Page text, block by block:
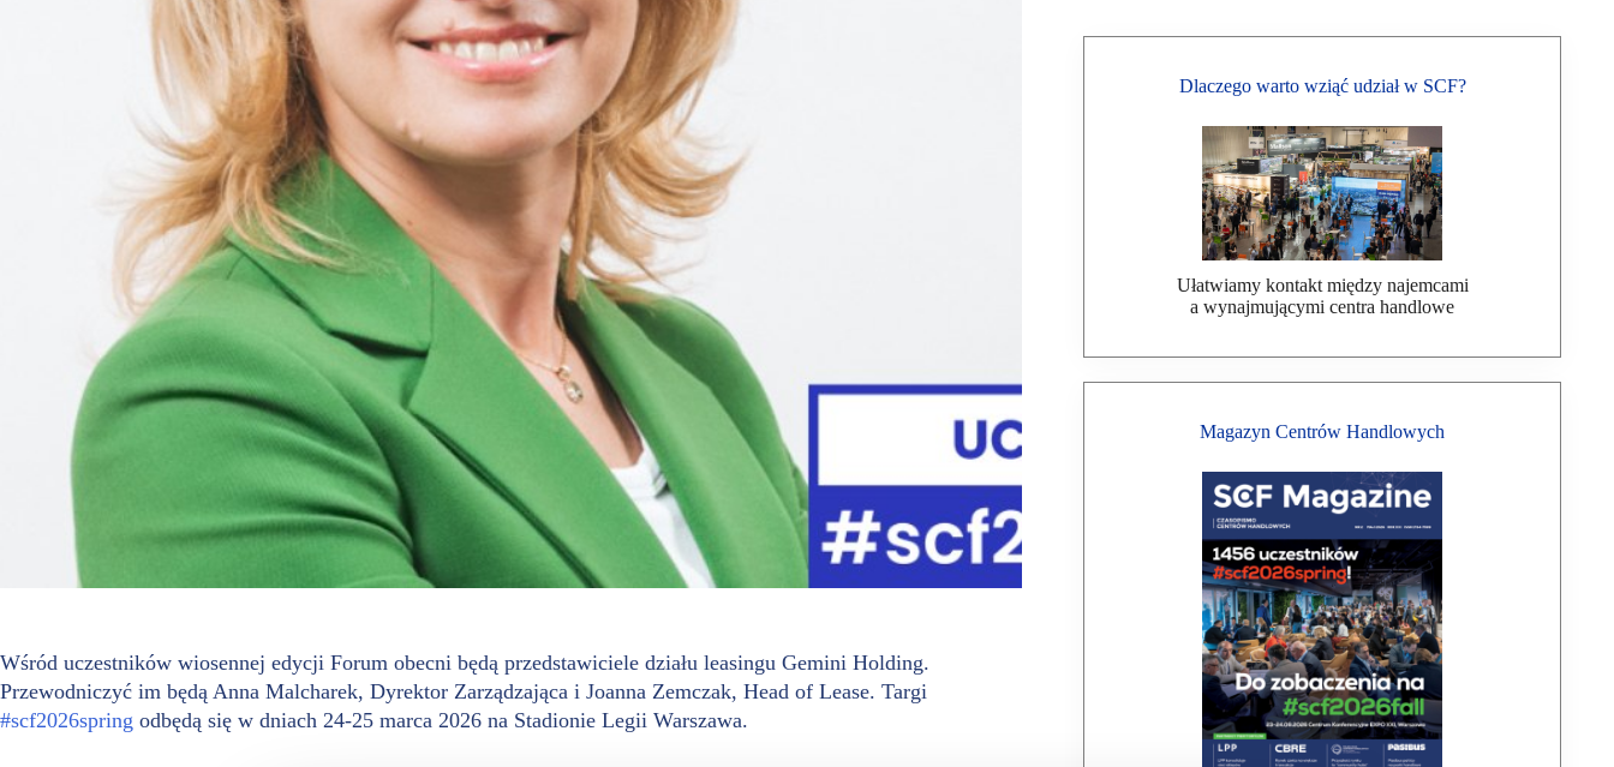
Wśród uczestników wiosennej edycji Forum obecni będą przedstawiciele działu leasingu Gemini Holding.
Przewodniczyć im będą Anna Malcharek, Dyrektor Zarządzająca i Joanna Zemczak, Head of Lease. Targi
#scf2026spring odbędą się w dniach 24-25 marca 2026 na Stadionie Legii Warszawa.
Dlaczego warto wziąć udział w SCF?
Ułatwiamy kontakt między najemcami
a wynajmującymi centra handlowe
Magazyn Centrów Handlowych